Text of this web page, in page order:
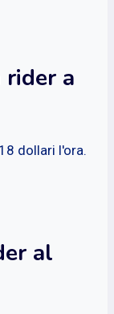
rider a
dollari l'ora.
al